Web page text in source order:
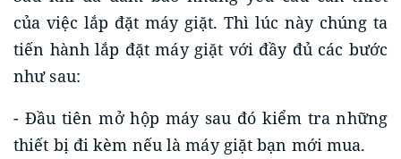
của việc lắp đặt máy giặt. Thì lúc này chúng ta
tiến hành lắp đặt máy giặt với đầy đủ các bước
như sau:
- Đầu tiên mở hộp máy sau đó kiểm tra những
thiết bị đi kèm nếu là máy giặt bạn mới mua.